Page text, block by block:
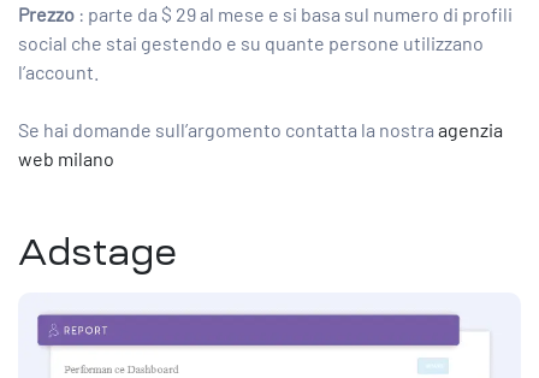
Prezzo : parte da $ 29 al mese e si basa sul numero di profili
social che stai gestendo e su quante persone utilizzano
l’account.
Se hai domande sull’argomento contatta la nostra agenzia
web milano
Adstage